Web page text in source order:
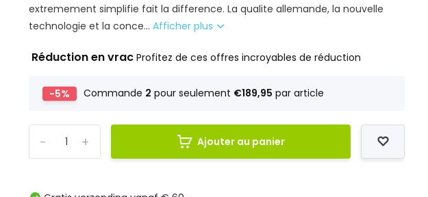
extremement simplifie fait la difference. La qualite allemande, la nouvelle
technologie et la conce...Afficher plus
Réduction en vracProfitez de ces offres incroyables de réduction
-5% Commande 2 pour seulement €189,95 par article
+
- Ajouter au panier